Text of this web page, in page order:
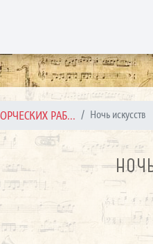
РАБ... Ночь искусств